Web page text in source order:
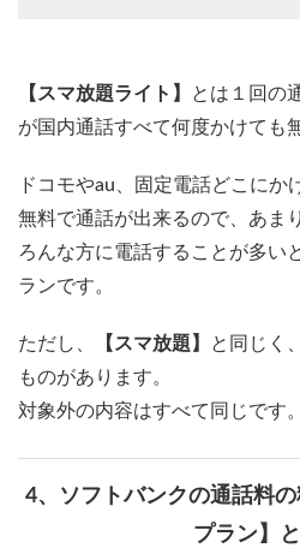
【スマ放題ライト】
とは１回の
が国内通話すべて何度かけても
ドコモやau、固定電話どこにか
無料で通話が出来るので、あま
ろんな方に電話することが多い
ランです。
ただし、 【スマ放題】
と同じく
ものがあります。
対象外の内容はすべて同じです。
4、ソフトバンクの通話料
プラン】